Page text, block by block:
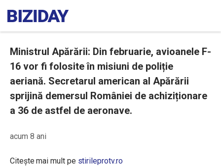
Ministrul Apărării: Din februarie, avioanele F-
16 vor fi folosite în misiuni de poliție
aeriană. Secretarul american al Apărării
sprijină demersul României de achiziționare
a 36 de astfel de aeronave.
acum 8 ani
Citește mai mult pe stirileprotv.ro